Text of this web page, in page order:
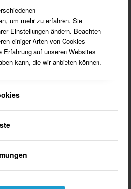
um mehr zu erfahren. Sie
Einstellungen ändern. Beachten
einiger Arten von Cookies
Erfahrung auf unseren Websites
kann, die wir anbieten können.